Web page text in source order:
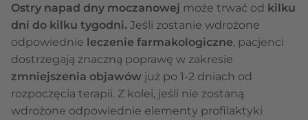
Ostry napad dny moczanowej może trwać od kilku
dni do kilku tygodni. Jeśli zostanie wdrożone
odpowiednie leczenie farmakologiczne, pacjenci
dostrzegają znaczną poprawę w zakresie
zmniejszenia objawów już po 1-2 dniach od
rozpoczęcia terapii. Z kolei, jeśli nie zostaną
wdrożone odpowiednie elementy profilaktyki